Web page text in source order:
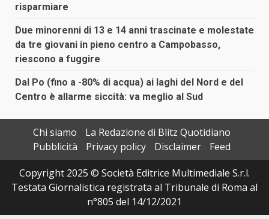
risparmiare
Due minorenni di 13 e 14 anni trascinate e molestate
da tre giovani in pieno centro a Campobasso,
riescono a fuggire
Dal Po (fino a -80% di acqua) ai laghi del Nord e del
Centro è allarme siccità: va meglio al Sud
Chi siamo
La Redazione di Blitz Quotidiano
Pubblicità
Privacy policy Disclaimer
Feed
Copyright 2025 © Società Editrice Multimediale S.r.l.
Testata Giornalistica registrata al Tribunale di Roma al
n°805 del 14/12/2021